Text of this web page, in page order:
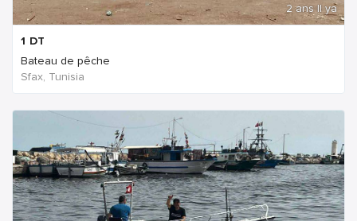
2 ans Il ya
1 DT
Bateau de pêche
Sfax, Tunisia